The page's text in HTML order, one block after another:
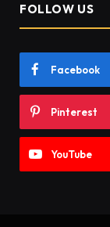
FOLLOW US
Facebook
Pinterest
YouTube